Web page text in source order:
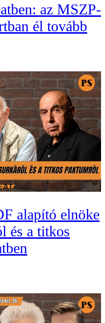
az MSZP-
él tovább
alapító elnöke
és a titkos